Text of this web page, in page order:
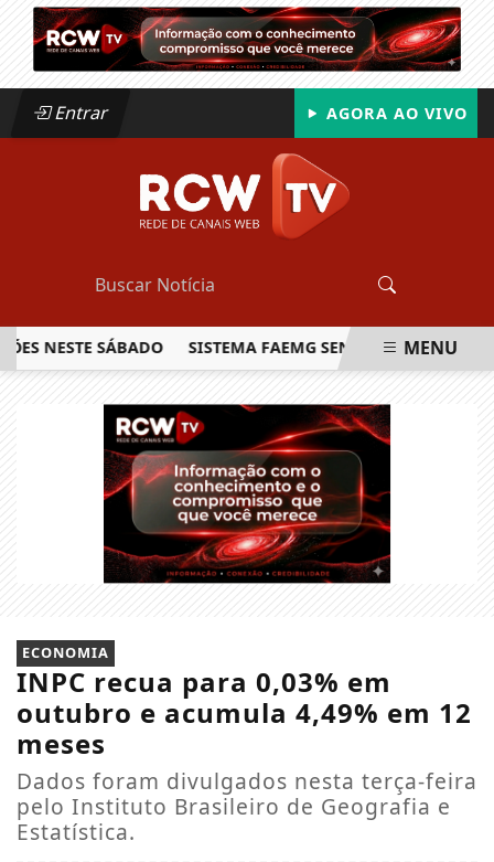
Entrar AGORA AO VIVO
SÁBADO SISTEMA FAEMG SENAR LANÇA OMENU
ECONOMIA
INPC recua para 0,03% em
outubro e acumula 4,49% em 12
meses
Dados foram divulgados nesta terça-feira
pelo Instituto Brasileiro de Geografia e
Estatística.